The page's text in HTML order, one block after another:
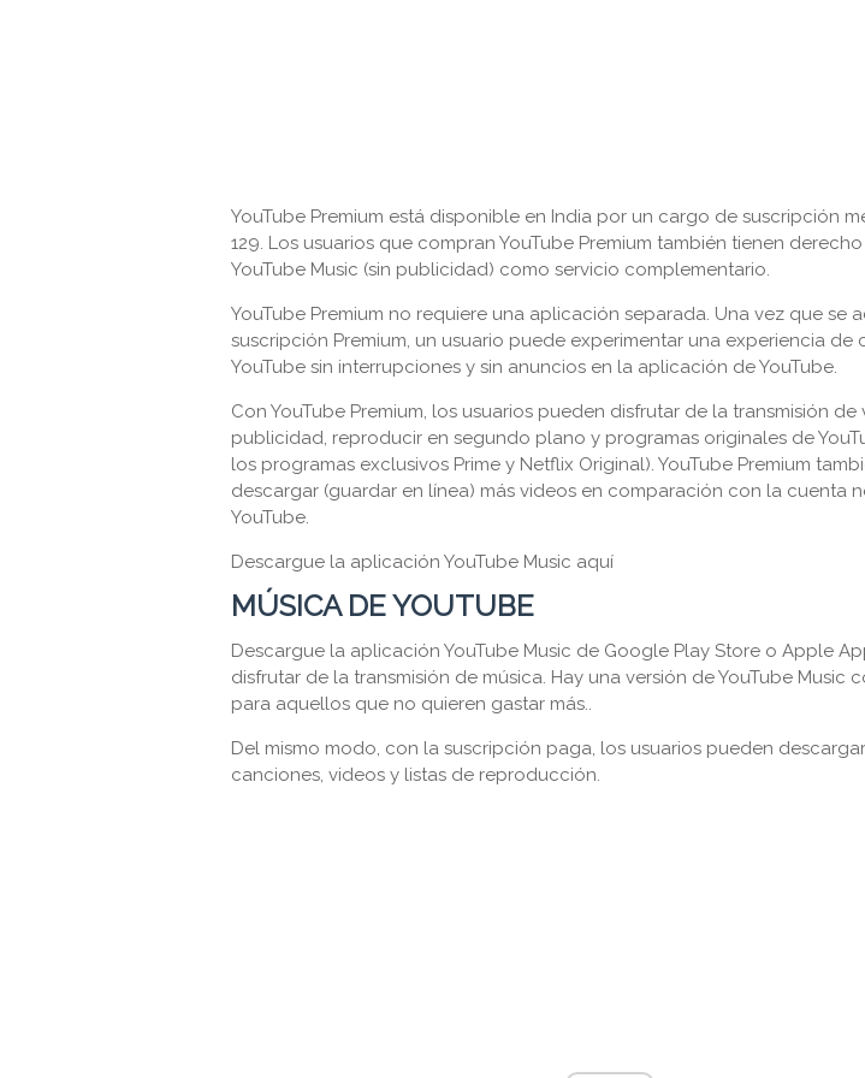
YouTube Premium está disponible en India por un cargo de suscripción
129. Los usuarios que compran YouTube Premium también tienen
YouTube Music (sin publicidad) como servicio complementario.
YouTube Premium no requiere una aplicación separada. Una vez que se
suscripción Premium, un usuario puede experimentar una experiencia de
YouTube sin interrupciones y sin anuncios en la aplicación de YouTube.
Con YouTube Premium, los usuarios pueden disfrutar de la transmisión de
publicidad, reproducir en segundo plano y programas originales de
los programas exclusivos Prime y Netflix Original). YouTube Premium
descargar (guardar en línea) más videos en comparación con la cuenta
YouTube.
Descargue la aplicación YouTube Music aquí
MÚSICA DE YOUTUBE
Descargue la aplicación YouTube Music de Google Play Store o Apple
disfrutar de la transmisión de música. Hay una versión de YouTube Music
para aquellos que no quieren gastar más..
Del mismo modo, con la suscripción paga, los usuarios pueden
canciones, videos y listas de reproducción.